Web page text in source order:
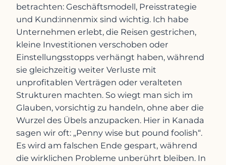
betrachten: Geschäftsmodell, Preisstrategie
und Kund:innenmix sind wichtig. Ich habe
Unternehmen erlebt, die Reisen gestrichen,
kleine Investitionen verschoben oder
Einstellungsstopps verhängt haben, während
sie gleichzeitig weiter Verluste mit
unprofitablen Verträgen oder veralteten
Strukturen machten. So wiegt man sich im
Glauben, vorsichtig zu handeln, ohne aber die
Wurzel des Übels anzupacken. Hier in Kanada
sagen wir oft: „Penny wise but pound foolish“.
Es wird am falschen Ende gespart, während
die wirklichen Probleme unberührt bleiben. In